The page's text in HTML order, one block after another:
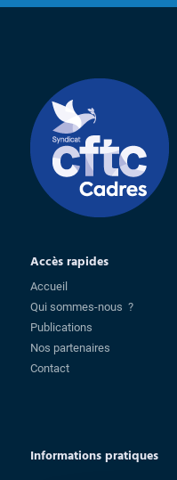
Accès rapides
Accueil
Qui sommes-nous ?
Publications
Nos partenaires
Contact
Informations pratiques